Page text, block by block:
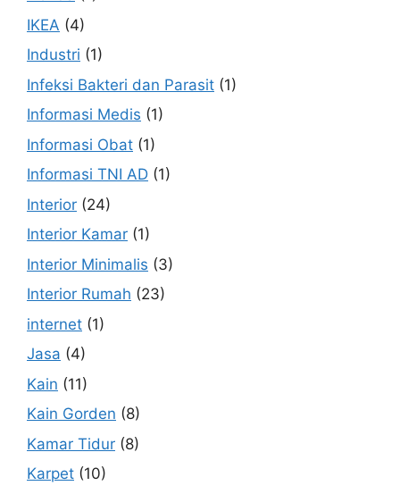
IKEA (4)
Industri (1)
Infeksi Bakteri dan Parasit (1)
Informasi Medis (1)
Informasi Obat (1)
Informasi TNI AD (1)
Interior (24)
Interior Kamar (1)
Interior Minimalis (3)
Interior Rumah (23)
internet (1)
Jasa (4)
Kain (11)
Kain Gorden (8)
Kamar Tidur (8)
Karpet (10)